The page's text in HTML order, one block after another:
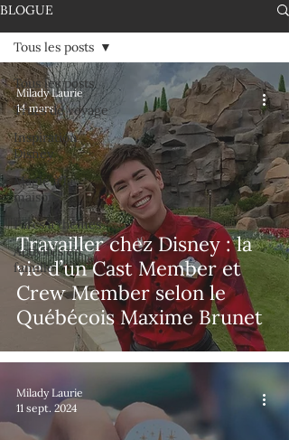
BLOGUE
Tous les posts
Trucs de voyage
Inspiration
Disney
Magie à la
maison
Parcs à thèmes
Activités en
famille
Tous les posts
Travailler chez Disney : la
vie d’un Cast Member et
Crew Member selon le
Québécois Maxime Brunet
Milady Laurie
14 mars
Milady Laurie
11 sept. 2024